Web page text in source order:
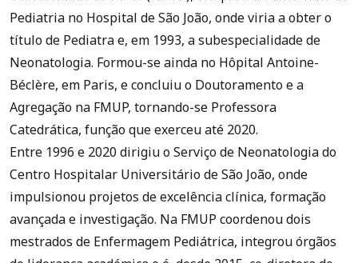
Pediatria no Hospital de São João, onde viria a obter o
título de Pediatra e, em 1993, a subespecialidade de
Neonatologia. Formou-se ainda no Hôpital Antoine-
Béclère, em Paris, e concluiu o Doutoramento e a
Agregação na FMUP, tornando-se Professora
Catedrática, função que exerceu até 2020.
Entre 1996 e 2020 dirigiu o Serviço de Neonatologia do
Centro Hospitalar Universitário de São João, onde
impulsionou projetos de excelência clínica, formação
avançada e investigação. Na FMUP coordenou dois
mestrados de Enfermagem Pediátrica, integrou órgãos